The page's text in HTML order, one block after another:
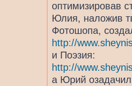
оптимизировав
Юлия, наложив
Фотошопа,
http://
и Поэзия:
http://
а Юрий озадачил